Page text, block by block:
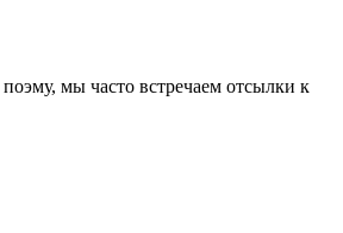
мы часто встречаем отсылки к